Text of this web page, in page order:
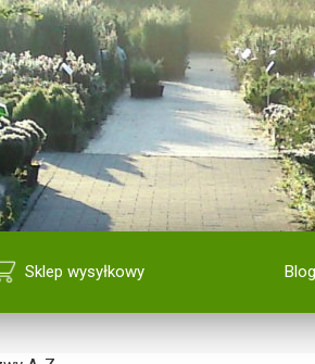
Sklep wysyłkowy Blog